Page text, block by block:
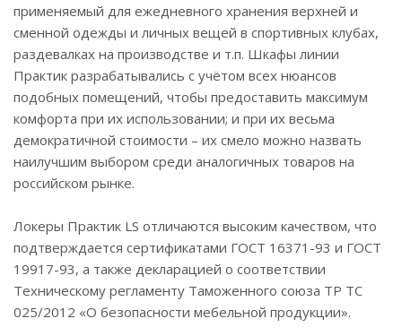
применяемый для ежедневного хранения верхней и
сменной одежды и личных вещей в спортивных клубах,
раздевалках на производстве и т.п. Шкафы линии
Практик разрабатывались с учётом всех нюансов
подобных помещений, чтобы предоставить максимум
комфорта при их использовании; и при их весьма
демократичной стоимости – их смело можно назвать
наилучшим выбором среди аналогичных товаров на
российском рынке.
Локеры Практик LS отличаются высоким качеством, что
подтверждается сертификатами ГОСТ 16371-93 и ГОСТ
19917-93, а также декларацией о соответствии
Техническому регламенту Таможенного союза ТР ТС
025/2012 «О безопасности мебельной продукции».